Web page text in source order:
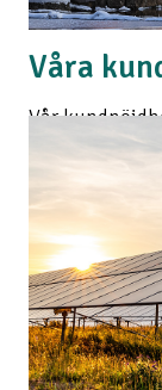
Våra
Vår
agerar för ett
Läs mer